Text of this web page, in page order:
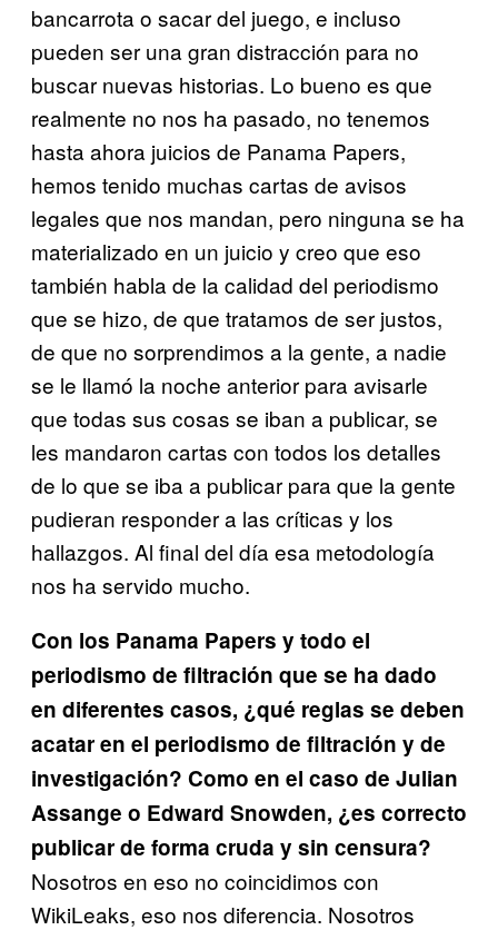
bancarrota o sacar del juego, e incluso
pueden ser una gran distracción para no
buscar nuevas historias. Lo bueno es que
realmente no nos ha pasado, no tenemos
hasta ahora juicios de Panama Papers,
hemos tenido muchas cartas de avisos
legales que nos mandan, pero ninguna se ha
materializado en un juicio y creo que eso
también habla de la calidad del periodismo
que se hizo, de que tratamos de ser justos,
de que no sorprendimos a la gente, a nadie
se le llamó la noche anterior para avisarle
que todas sus cosas se iban a publicar, se
les mandaron cartas con todos los detalles
de lo que se iba a publicar para que la gente
pudieran responder a las críticas y los
hallazgos. Al final del día esa metodología
nos ha servido mucho.
Con los Panama Papers y todo el
periodismo de filtración que se ha dado
en diferentes casos, ¿qué reglas se deben
acatar en el periodismo de filtración y de
investigación? Como en el caso de Julian
Assange o Edward Snowden, ¿es correcto
publicar de forma cruda y sin censura?
Nosotros en eso no coincidimos con
WikiLeaks, eso nos diferencia. Nosotros